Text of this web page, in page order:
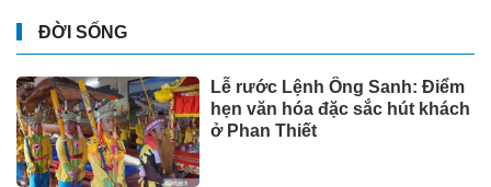
ĐỜI SỐNG
Lễ rước Lệnh Ông Sanh: Điểm
hẹn văn hóa đặc sắc hút khách
ở Phan Thiết